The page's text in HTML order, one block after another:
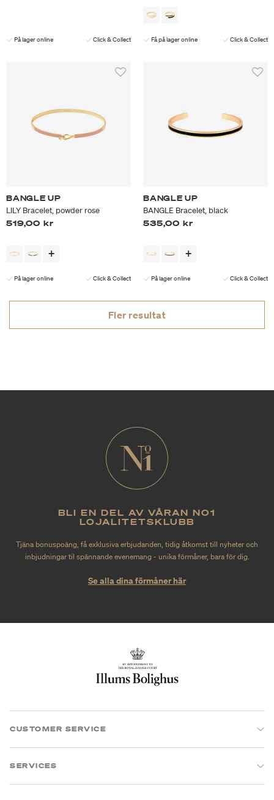
På lager online Click & Collect Få på lager online Click & Collect
BANGLE UP
LILY Bracelet, powder rose
519,00 kr
På lager online Click & Collect
BANGLE UP
BANGLE Bracelet, black
535,00 kr
På lager online Click & Collect
Fler resultat
BLI EN DEL AV VÅRAN NO1
LOJALITETSKLUBB
Tjäna bonuspoäng, få exklusiva erbjudanden, tidig åtkomst till nyheter och
inbjudningar til spännande evenemang - unika förmåner, bara för dig.
Se alla dina förmåner här
CUSTOMER SERVICE
SERVICES